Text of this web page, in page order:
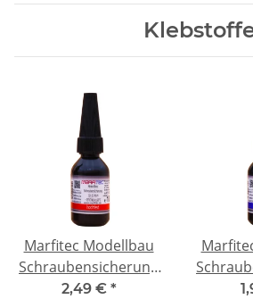
Marfitec Modellbau
Schraubensicherung
10g - hochfest
2,49 € *
10g